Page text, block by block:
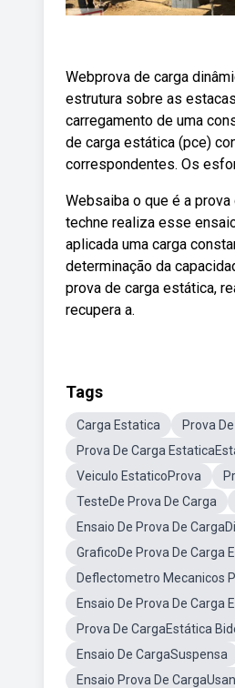
Webprova de carga
estrutura sobre as
carregamento de uma
de carga estática (pce)
correspondentes. Os
Websaiba o que é a
techne realiza esse
aplicada uma carga
determinação da
prova de carga estática,
recupera a.
Tags
Carga Estatica Prova
Prova De Carga
Veiculo EstaticoProva
TesteDe Prova De Carga
Ensaio De Prova De
GraficoDe Prova De Carga
Deflectometro Mecanicos
Ensaio De Prova De Carga
Prova De CargaEstática
Ensaio De CargaSuspensa
Ensaio Prova De